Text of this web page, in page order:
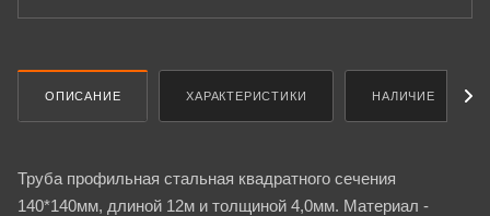
ОПИСАНИЕ ХАРАКТЕРИСТИКИ НАЛИЧИЕ
Труба профильная стальная квадратного сечения
140*140мм, длиной 12м и толщиной 4,0мм. Материал -